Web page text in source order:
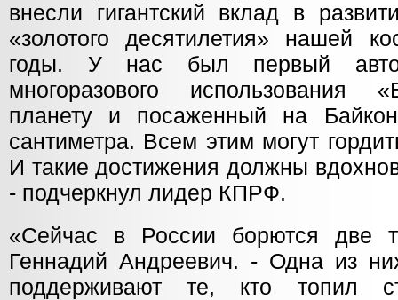
внесли гигантский вклад в
«золотого десятилетия» нашей
годы. У нас был первый
многоразового использования
планету и посаженный на
сантиметра. Всем этим могут
И такие достижения должны
- подчеркнул лидер КПРФ.
«Сейчас в России борются две
Геннадий Андреевич. - Одна из
поддерживают те, кто топил